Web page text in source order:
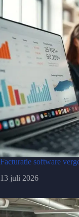
Facturatie software
13 juli 2026